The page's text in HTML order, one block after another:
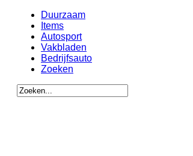
Duurzaam
Items
Autosport
Vakbladen
Bedrijfsauto
Zoeken